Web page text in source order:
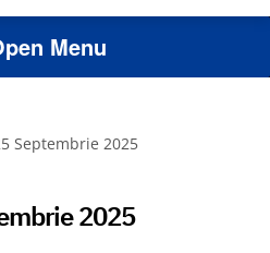
Menu
Septembrie 2025
2025